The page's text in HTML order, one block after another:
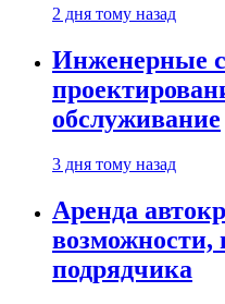
2 дня тому назад
Инженерные
обслуживание
3 дня тому назад
Аренда
подрядчика